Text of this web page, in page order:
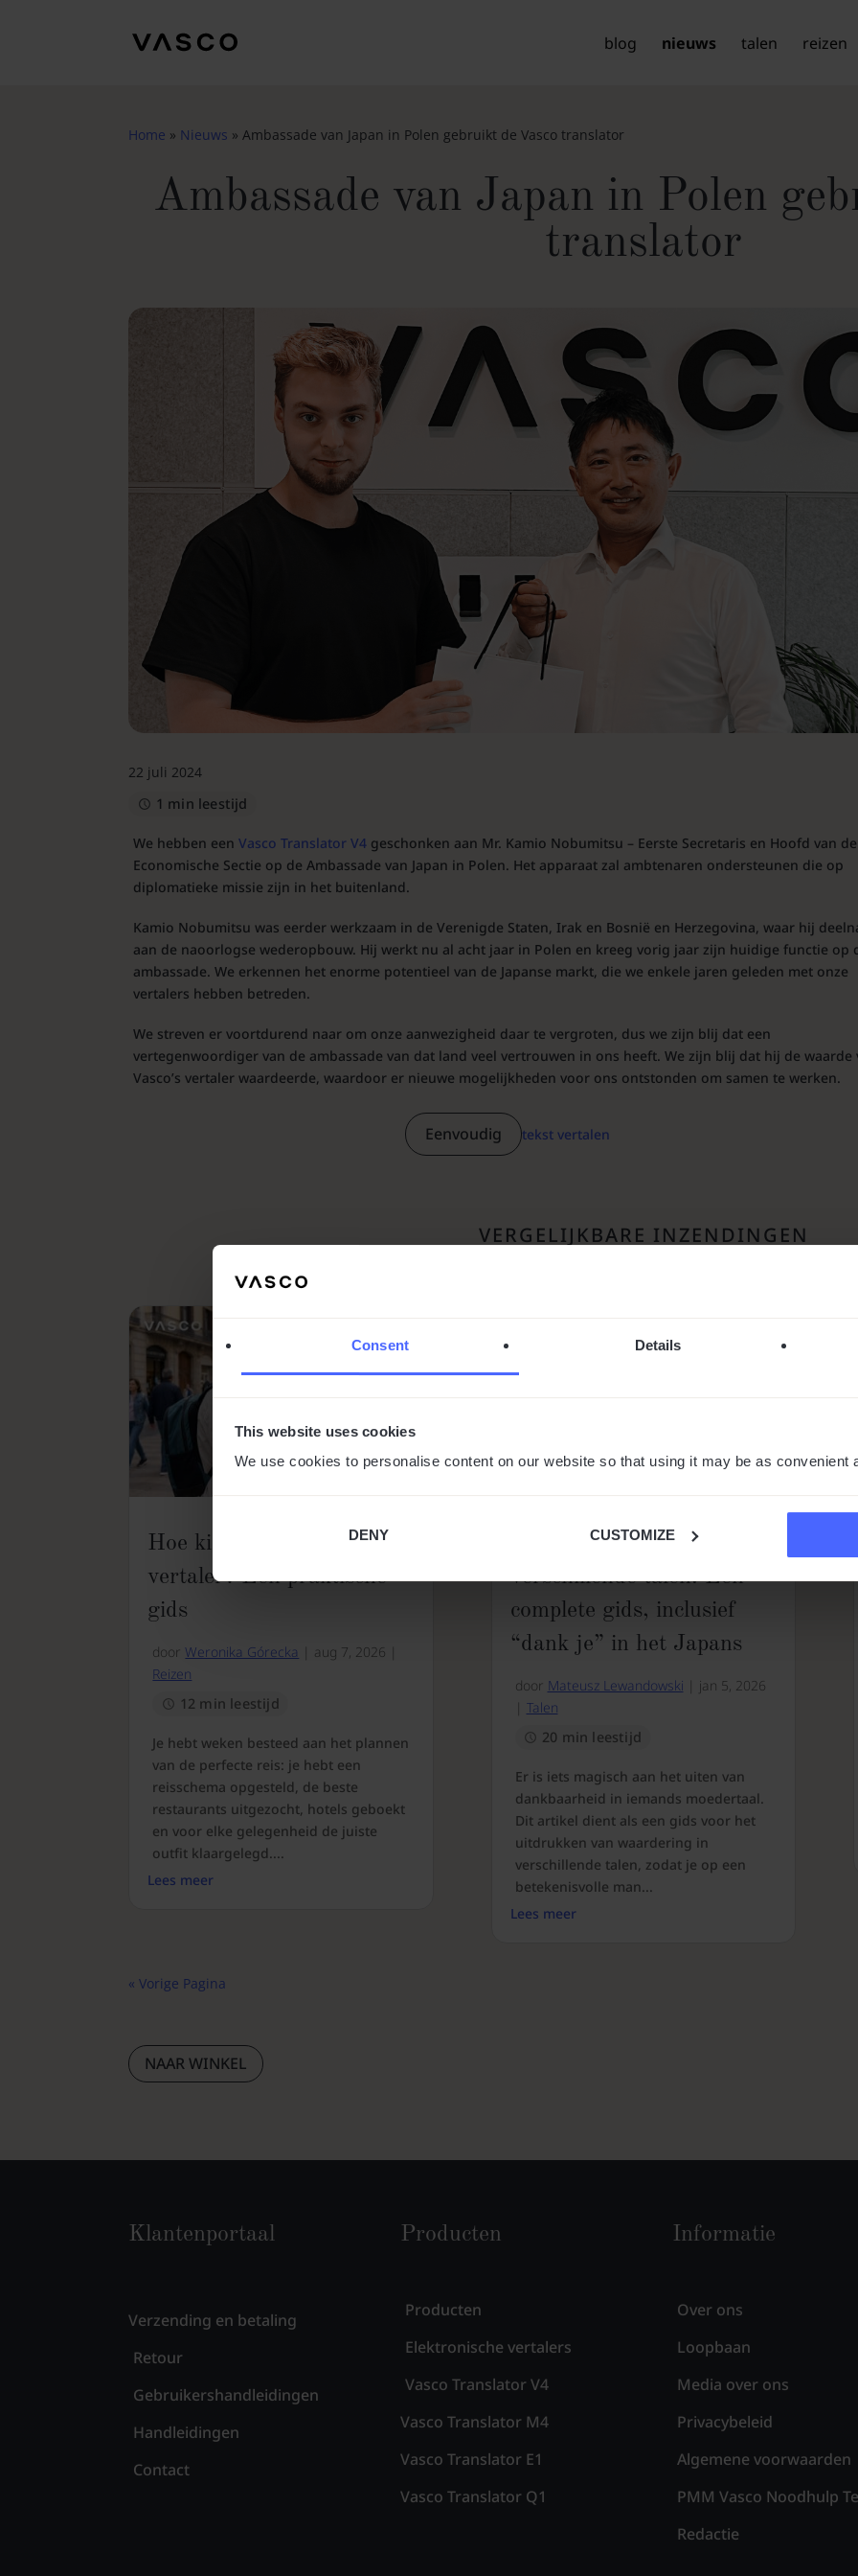
Consent Details
This website uses cookies
We use cookies to personalise content on our website so that using it may be as convenient
DENY CUSTOMIZE
blog nieuws talen reizen
Home » Nieuws »Ambassade van Japan in Polen gebruikt de Vasco translator
Ambassade van Japan in Polen
translator
22 juli 2024
1 min leestijd
We hebben eenVasco Translator V4 geschonken aan Mr. Kamio Nobumitsu – Eerste Secretaris en Hoofd van de
Economische Sectie op de Ambassade van Japan in Polen. Het apparaat zal ambtenaren ondersteunen die op
diplomatieke missie zijn in het buitenland.
Kamio Nobumitsu was eerder werkzaam in de Verenigde Staten, Irak en Bosnië en Herzegovina, waar hij
aan de naoorlogse wederopbouw. Hij werkt nu al acht jaar in Polen en kreeg vorig jaar zijn huidige functie op
ambassade. We erkennen het enorme potentieel van de Japanse markt, die we enkele jaren geleden met onze
vertalers hebben betreden.
We streven er voortdurend naar om onze aanwezigheid daar te vergroten, dus we zijn blij dat een
vertegenwoordiger van de ambassade van dat land veel vertrouwen in ons heeft. We zijn blij dat hij de waarde
Vasco’s vertaler waardeerde, waardoor er nieuwe mogelijkheden voor ons ontstonden om samen te werken.
Eenvoudig tekst vertalen
VERGELIJKBARE INZENDINGEN
Hoe kies je de juiste
vertaler? Een praktische
gids
doorWeronika Górecka aug 7, 2026
Reizen
12 min leestijd
Je hebt weken besteed aan het plannen
van de perfecte reis: je hebt een
reisschema opgesteld, de beste
restaurants uitgezocht, hotels geboekt
en voor elke gelegenheid de juiste
outfit klaargelegd....
Lees meer
Hoe zeg je bedankt in
verschillende talen: Een
complete gids, inclusief
“dank je” in het Japans
door Mateusz Lewandowski
jan 5, 2026
Talen
20 min leestijd
Er is iets magisch aan het uiten van
dankbaarheid in iemands moedertaal.
Dit artikel dient als een gids voor het
uitdrukken van waardering in
verschillende talen, zodat je op een
betekenisvolle man...
Lees meer
« Vorige Pagina
NAAR WINKEL
Klantenportaal
Verzending en betaling
Retour
Gebruikershandleidingen
Handleidingen
Contact
Producten
Producten
Elektronische vertalers
Vasco Translator V4
Vasco Translator M4
Vasco Translator E1
Vasco Translator Q1
Informatie
Over ons
Loopbaan
Media over ons
Privacybeleid
Algemene voorwaarden
PMM Vasco Noodhulp
Redactie